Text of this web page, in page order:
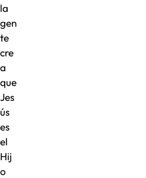
la
gen
te
cre
a
que
Jes
ús
es
el
Hij
o